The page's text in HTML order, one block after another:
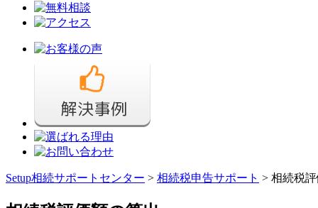
Setup相続サポートセンター > 相続税申告サポート > 相続税